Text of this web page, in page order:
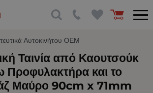
Αυτοκινήτου ΟΕΜ
Ταινία από Καουτσούκ
Προφυλακτήρα και το
Μαύρο 90cm x 71mm